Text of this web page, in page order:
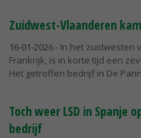
Zuidwest-Vlaanderen
16-01-2026- In het zuidwesten
Frankrijk, is in korte tijd een
Het getroffen bedrijf in De
Toch weer LSD in Spanje
bedrijf